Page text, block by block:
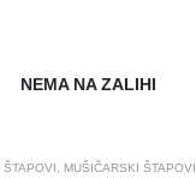
NEMA NA ZALIHI
ŠTAPOVI, MUŠIČARSKI ŠTAPOVI